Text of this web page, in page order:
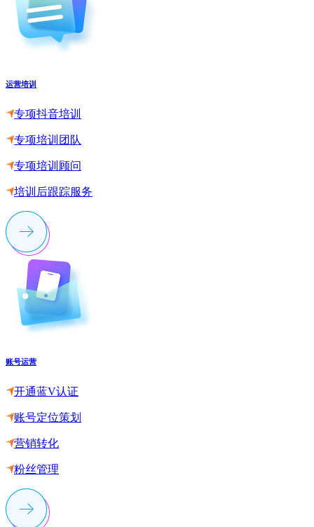
运营培训
专项抖音培训
专项培训团队
专项培训顾问
培训后跟踪服务
账号运营
开通蓝V认证
账号定位策划
营销转化
粉丝管理